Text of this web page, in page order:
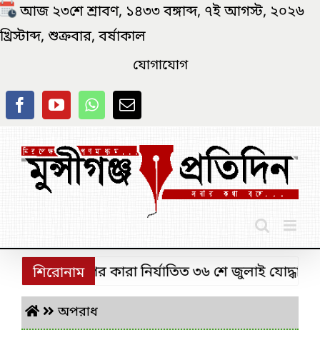
Skip
to
আজ ২৩শে শ্রাবণ, ১৪৩৩ বঙ্গাব্দ, ৭ই আগস্ট, ২০২৬
খ্রিস্টাব্দ, শুক্রবার, বর্ষাকাল
যোগাযোগ
শিরোনাম
‘বিএনপির কারা নির্যাতিত ৩৬ শে জুলাই যোদ্ধা’
অপরাধ